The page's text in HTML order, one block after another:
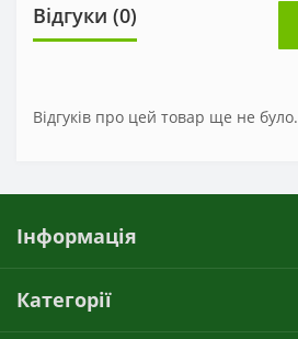
Відгуки (0)
Відгуків про цей товар ще не було.
Інформація
Категорії